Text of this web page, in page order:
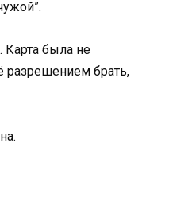
Карта была не
разрешением брать,